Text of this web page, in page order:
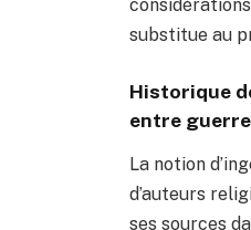
substitue au
Historique
entre
La notion
d’auteurs
ses sources